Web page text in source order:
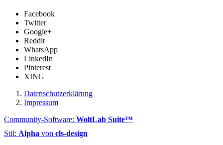
Facebook
Twitter
Google+
Reddit
WhatsApp
LinkedIn
Pinterest
XING
Datenschutzerklärung
Impressum
Community-Software: WoltLab Suite™
Stil: Alpha von cls-design